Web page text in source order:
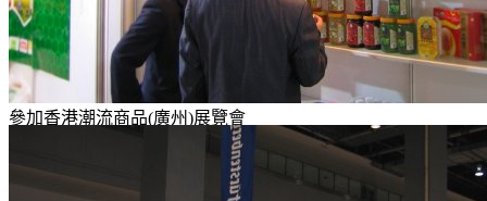
參加香港潮流商品(廣州)展覽會